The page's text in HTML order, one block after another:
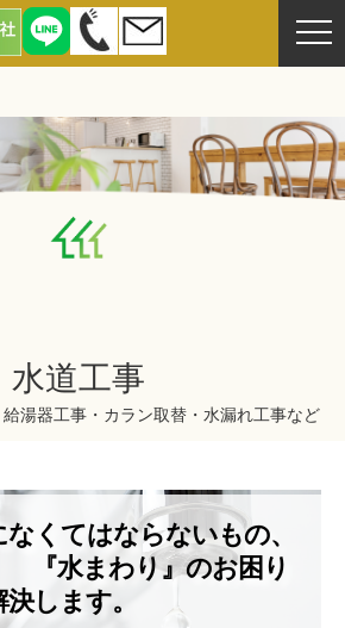
水道工事
湯器工事・カラン取替・水漏れ工事など
なくてはならないもの、
まわり』のお困り
します。